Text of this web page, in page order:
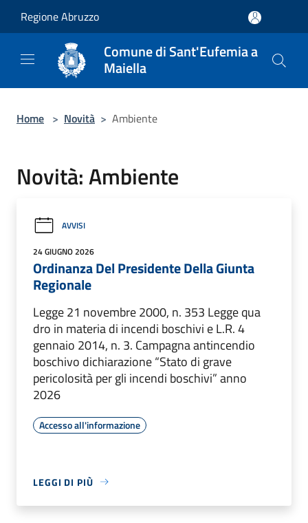
Regione Abruzzo
Comune di Sant'Eufemia a
Maiella
Home > Novità > Ambiente
Novità: Ambiente
AVVISI
24 GIUGNO 2026
Ordinanza Del Presidente Della Giunta
Regionale
Legge 21 novembre 2000, n. 353 Legge qua
dro in materia di incendi boschivi e L.R. 4
gennaio 2014, n. 3. Campagna antincendio
boschivo dichiarazione “Stato di grave
pericolosità per gli incendi boschivi” anno
2026
Accesso all'informazione
LEGGI DI PIÙ